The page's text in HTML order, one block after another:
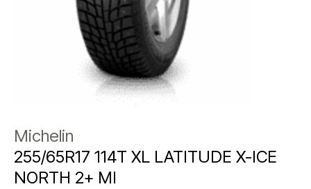
Michelin
255/65R17 114T XL LATITUDE X-ICE
NORTH 2+ MI